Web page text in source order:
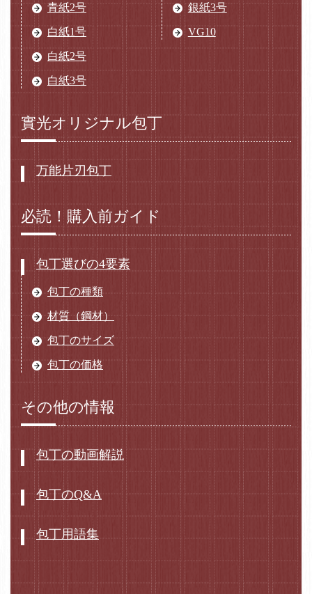
青紙2号
白紙1号
白紙2号
白紙3号
銀紙3号
VG10
實光オリジナル包丁
万能片刃包丁
必読！購入前ガイド
包丁選びの4要素
包丁の種類
材質（鋼材）
包丁のサイズ
包丁の価格
その他の情報
包丁の動画解説
包丁のQ&A
包丁用語集